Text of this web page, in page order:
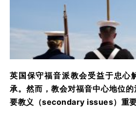
英国保守福音派教会受益于忠心
承。然而，教会对福音中心地位
要教义（secondary issues）重要